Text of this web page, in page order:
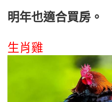
明年也適合買房。
生肖雞